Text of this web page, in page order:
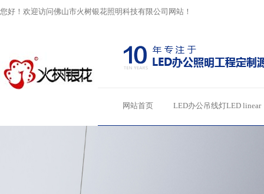
您好！欢迎访问佛山市火树银花照明科技有限公司网站！
网站首页 LED办公吊线灯LED linear